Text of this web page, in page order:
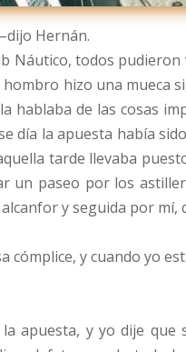
Hernán.
Náutico, todos
hizo una mueca
hablaba de las cosas
día la apuesta había
tarde llevaba
un paseo por los
y seguida por mí,
cómplice, y cuando yo
apuesta, y yo dije